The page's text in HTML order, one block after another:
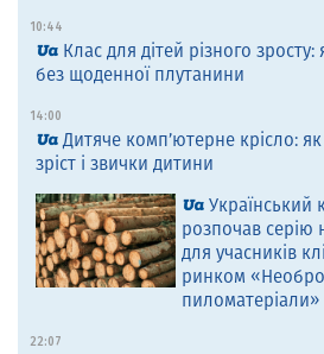
10:44
Клас для дітей різного
без щоденної плутанини
14:00
Дитяче комп’ютерне крісло:
зріст і звички дитини
Український
розпочав серію
для учасників
ринком
пиломатеріали»
22:07